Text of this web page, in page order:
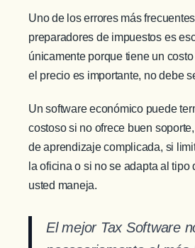
Uno de los errores más
preparadores de impuestos es
únicamente porque tiene un
el precio es importante, no debe
Un software económico puede
costoso si no ofrece buen
de aprendizaje complicada, si
la oficina o si no se adapta al tipo
usted maneja.
El mejor Tax Software